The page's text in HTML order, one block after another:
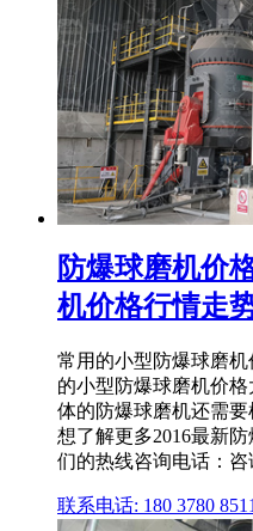
防爆球磨机价
机价格行情走
常用的小型防爆球磨
的小型防爆球磨机价
体的防爆球磨机还需
想了解更多2016最新
们的热线咨询电话：咨
联系电话: 180 3780 8511